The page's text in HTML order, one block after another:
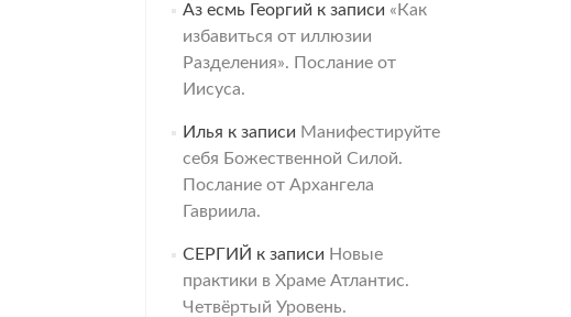
Аз есмь Георгий к записи «Как
избавиться от иллюзии
Разделения». Послание от
Иисуса.
Илья к записи Манифестируйте
себя Божественной Силой.
Послание от Архангела
Гавриила.
СЕРГИЙ к записи Новые
практики в Храме Атлантис.
Четвёртый Уровень.